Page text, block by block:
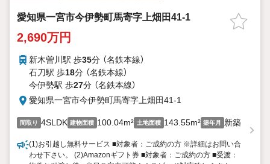
愛知県一宮市今伊勢町馬寄字上畑田41-1
2,690万円
新木曽川駅 歩35分 （名鉄本線）
石刀駅 歩18分 （名鉄本線）
今伊勢駅 歩27分 （名鉄本線）
愛知県一宮市今伊勢町馬寄字上畑田41-1
間取り 4SLDK 建物面積 100.04m² 土地面積 143.55m² 築年月 新築
(1)お引越し無料サービス ■対象者：ご成約の方 ※詳細はお問い合
わせ下さい。 (2)Amazonギフト券 ■対象者：ご成約の方 ■受渡：